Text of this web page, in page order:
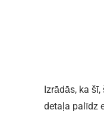
Izrādās, ka
detaļa palīdz